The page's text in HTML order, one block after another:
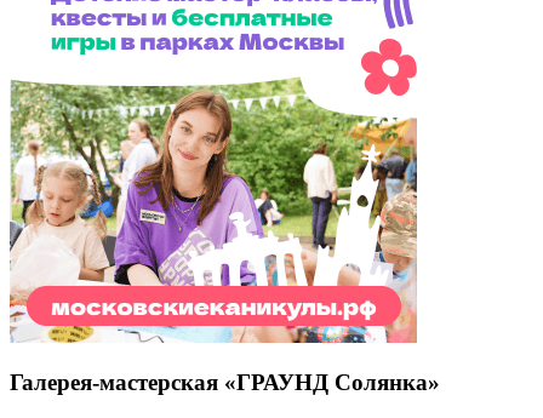
Галерея-мастерская «ГРАУНД Солянка»